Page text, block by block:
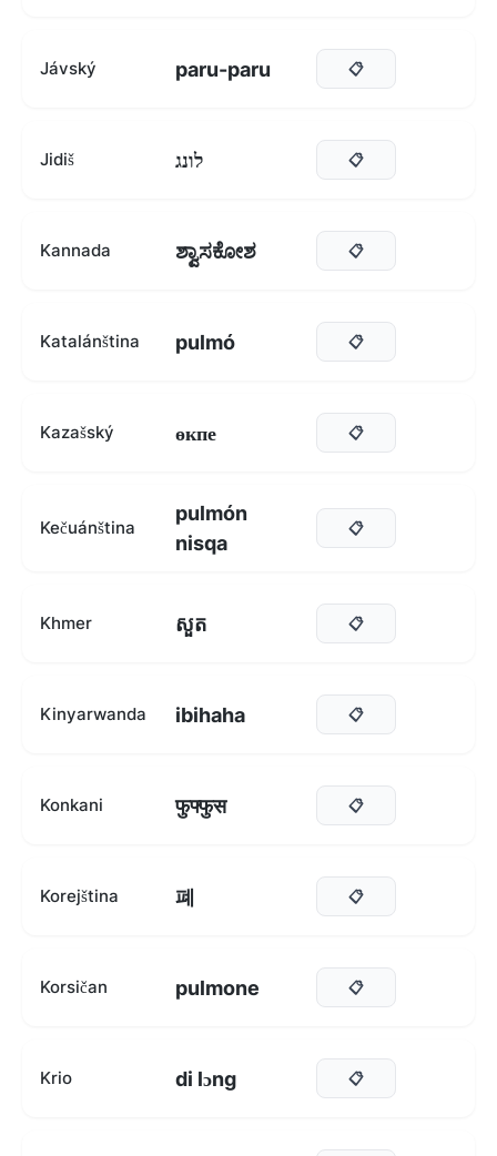
Jávský paru-paru 📋
Jidiš לונג 📋
Kannada ಶ್ವಾಸಕೋಶ 📋
Katalánština pulmó 📋
Kazašský өкпе 📋
Kečuánština
pulmón
nisqa
📋
Khmer សួត 📋
Kinyarwanda ibihaha 📋
Konkani फुफ्फुस 📋
Korejština 폐 📋
Korsičan pulmone 📋
Krio di lɔng 📋